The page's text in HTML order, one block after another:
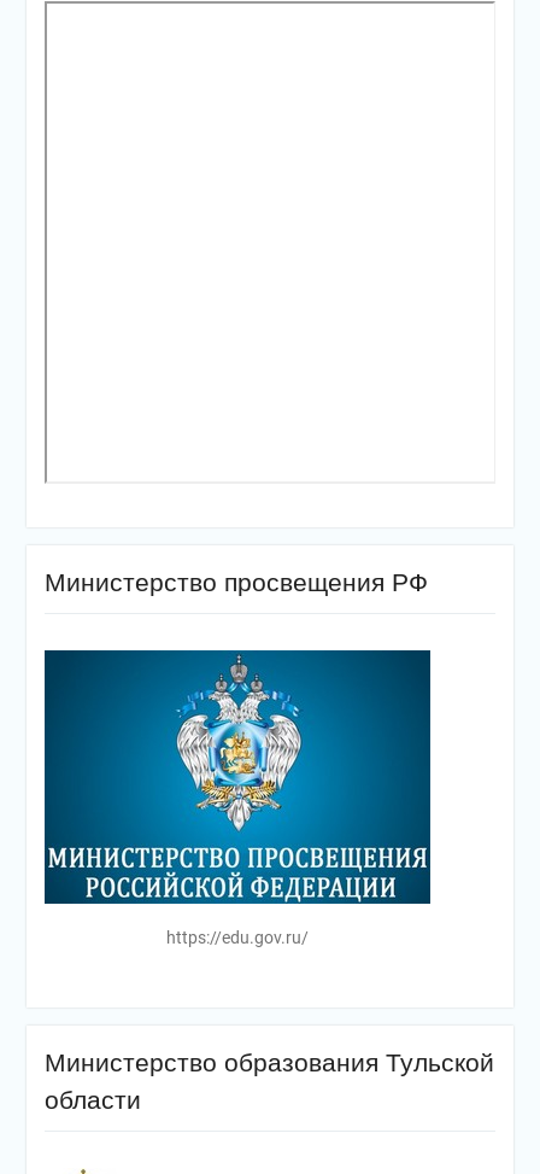
Министерство просвещения РФ
https://edu.gov.ru/
Министерство образования Тульской
области